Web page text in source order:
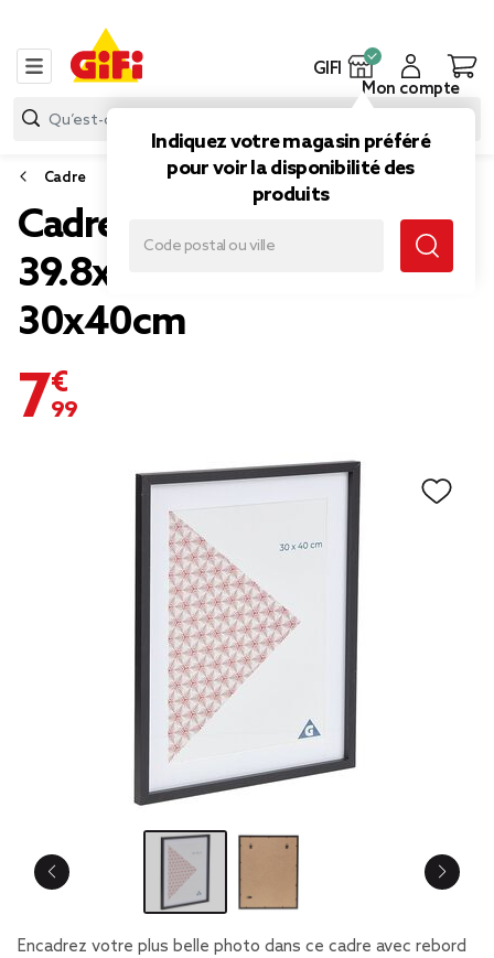
GIFI
Indiquez votre magasin préféré
pour voir la disponibilité des
produits
Mon compte
Cadre
Cadre photo bois noir
39.8x49.5cm pour photo
30x40cm
7,99 €
Encadrez votre plus belle photo dans ce cadre avec rebord